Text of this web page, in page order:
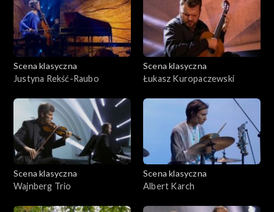
Scena klasyczna
Justyna Rekść-Raubo
Scena klasyczna
Łukasz Kuropaczewski
Scena klasyczna
Wajnberg Trio
Scena klasyczna
Albert Karch